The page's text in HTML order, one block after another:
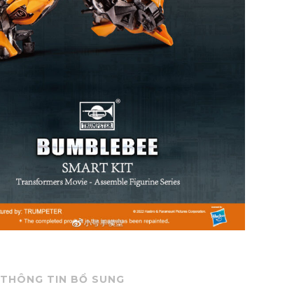
THÔNG TIN BỔ SUNG